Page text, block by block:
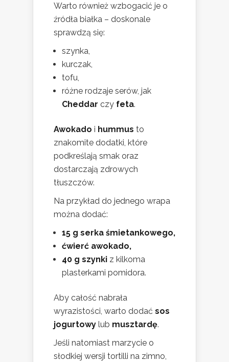
Warto również wzbogacić je o
źródła białka – doskonale
sprawdzą się:
szynka,
kurczak,
tofu,
różne rodzaje serów, jak
Cheddar czy feta.
Awokado i hummus to
znakomite dodatki, które
podkreślają smak oraz
dostarczają zdrowych
tłuszczów.
Na przykład do jednego wrapa
można dodać:
15 g serka śmietankowego,
ćwierć awokado,
40 g szynki z kilkoma
plasterkami pomidora.
Aby całość nabrała
wyrazistości, warto dodać sos
jogurtowy lub musztardę.
Jeśli natomiast marzycie o
słodkiej wersji tortilli na zimno,